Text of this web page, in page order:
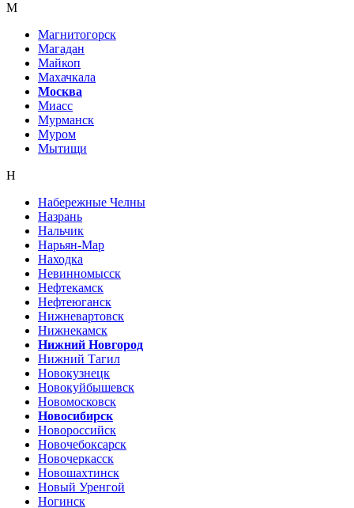
М
Магнитогорск
Магадан
Майкоп
Махачкала
Москва
Миасс
Мурманск
Муром
Мытищи
Н
Набережные Челны
Назрань
Нальчик
Нарьян-Мар
Находка
Невинномысск
Нефтекамск
Нефтеюганск
Нижневартовск
Нижнекамск
Нижний Новгород
Нижний Тагил
Новокузнецк
Новокуйбышевск
Новомосковск
Новосибирск
Новороссийск
Новочебоксарск
Новочеркасск
Новошахтинск
Новый Уренгой
Ногинск